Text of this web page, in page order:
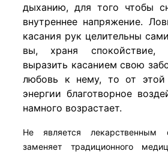
дыханию, для того чтобы
внутреннее напряжение.
касания рук целительны
вы, храня спокойствие,
выразить касанием свою
любовь к нему, то от этой
энергии благотворное
намного возрастает.
Не является
заменяет традиционного